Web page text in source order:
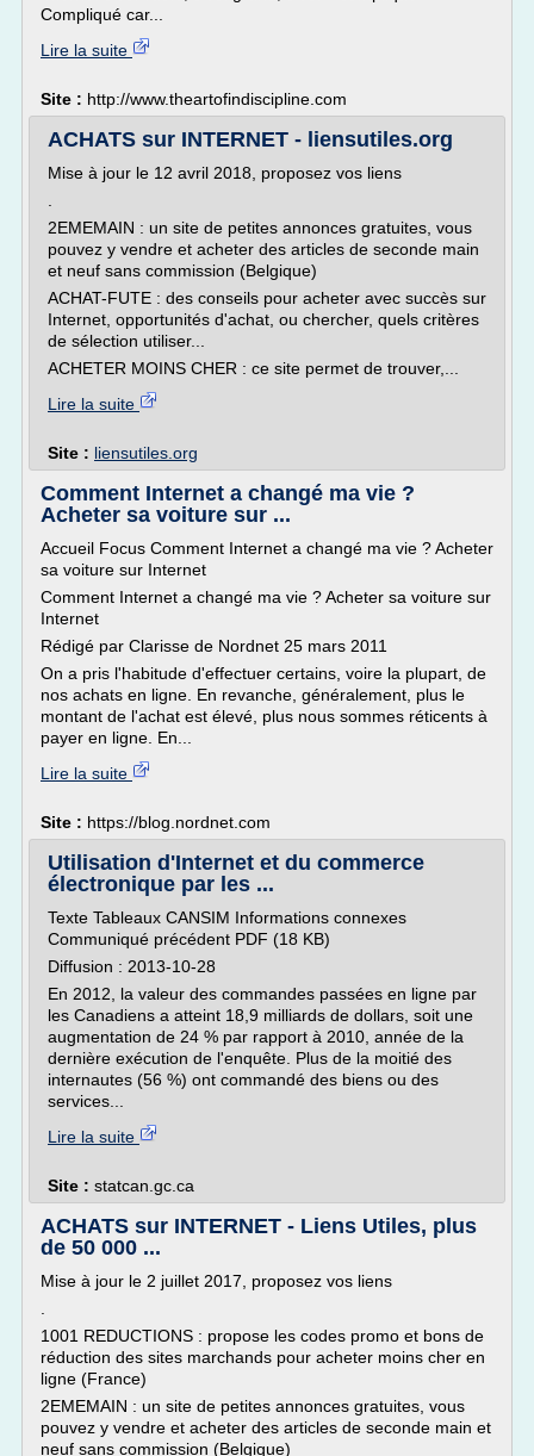
Compliqué car...
Lire la suite
Site : http://www.theartofindiscipline.com
ACHATS sur INTERNET - liensutiles.org
Mise à jour le 12 avril 2018, proposez vos liens
2EMEMAIN : un site de petites annonces gratuites, vous
pouvez y vendre et acheter des articles de seconde main
et neuf sans commission (Belgique)
ACHAT-FUTE : des conseils pour acheter avec succès sur
Internet, opportunités d'achat, ou chercher, quels critères
de sélection utiliser...
ACHETER MOINS CHER : ce site permet de trouver,...
Lire la suite
Site : liensutiles.org
Comment Internet a changé ma vie ?
Acheter sa voiture sur ...
Accueil Focus Comment Internet a changé ma vie ? Acheter
sa voiture sur Internet
Comment Internet a changé ma vie ? Acheter sa voiture sur
Internet
Rédigé par Clarisse de Nordnet 25 mars 2011
On a pris l'habitude d'effectuer certains, voire la plupart, de
nos achats en ligne. En revanche, généralement, plus le
montant de l'achat est élevé, plus nous sommes réticents à
payer en ligne. En...
Lire la suite
Site : https://blog.nordnet.com
Utilisation d'Internet et du commerce
électronique par les ...
Texte Tableaux CANSIM Informations connexes
Communiqué précédent PDF (18 KB)
Diffusion : 2013-10-28
En 2012, la valeur des commandes passées en ligne par
les Canadiens a atteint 18,9 milliards de dollars, soit une
augmentation de 24 % par rapport à 2010, année de la
dernière exécution de l'enquête. Plus de la moitié des
internautes (56 %) ont commandé des biens ou des
services...
Lire la suite
Site : statcan.gc.ca
ACHATS sur INTERNET - Liens Utiles, plus
de 50 000 ...
Mise à jour le 2 juillet 2017, proposez vos liens
1001 REDUCTIONS : propose les codes promo et bons de
réduction des sites marchands pour acheter moins cher en
ligne (France)
2EMEMAIN : un site de petites annonces gratuites, vous
pouvez y vendre et acheter des articles de seconde main et
neuf sans commission (Belgique)